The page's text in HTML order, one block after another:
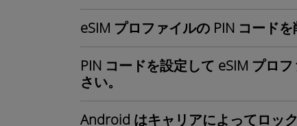
eSIM プロファイルの PIN コード
PIN コードを設定して eSIM プロ
さい。
Android はキャリアによってロッ